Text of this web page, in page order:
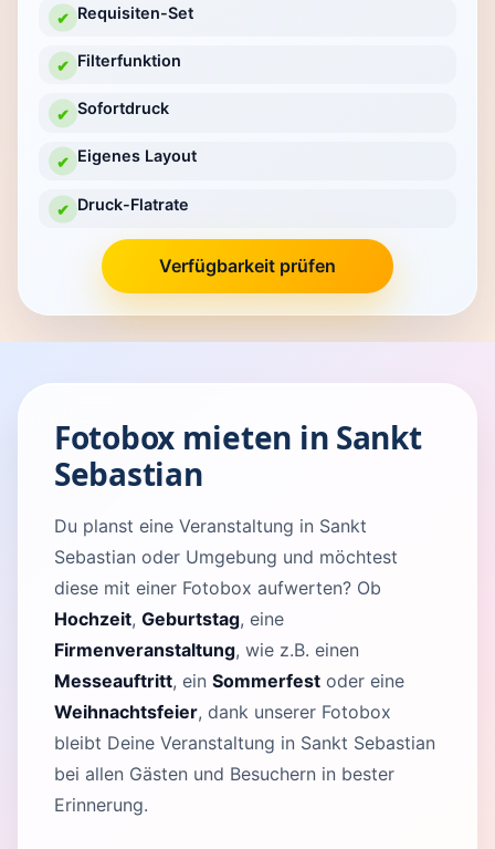
✔ Requisiten-Set
✔ Filterfunktion
✔ Sofortdruck
✔ Eigenes Layout
✔ Druck-Flatrate
Verfügbarkeit prüfen
Fotobox mieten in Sankt
Sebastian
Du planst eine Veranstaltung in Sankt
Sebastian oder Umgebung und möchtest
diese mit einer Fotobox aufwerten? Ob
Hochzeit, Geburtstag, eine
Firmenveranstaltung, wie z.B. einen
Messeauftritt, ein Sommerfest oder eine
Weihnachtsfeier, dank unserer Fotobox
bleibt Deine Veranstaltung in Sankt Sebastian
bei allen Gästen und Besuchern in bester
Erinnerung.